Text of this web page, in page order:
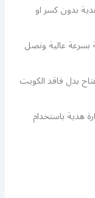
بدون كسر او
بسرعة عالية ونصل
بدل فاقد الكويت
هدية باستخدام